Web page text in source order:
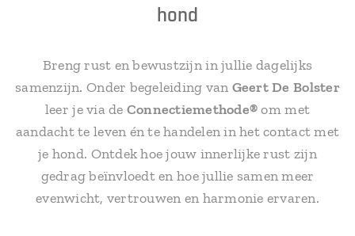
hond
Breng rust en bewustzijn in jullie dagelijks
samenzijn. Onder begeleiding van Geert De Bolster
leer je via de Connectiemethode®om met
aandacht te leven én te handelen in het contact met
je hond. Ontdek hoe jouw innerlijke rust zijn
gedrag beïnvloedt en hoe jullie samen meer
evenwicht, vertrouwen en harmonie ervaren.